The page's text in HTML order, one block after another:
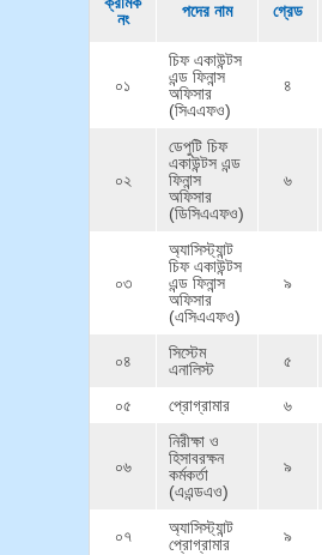
নং
পদের নাম গ্রেড
০১
চিফ একাউন্টস
এন্ড ফিনান্স
অফিসার
(সিএএফও)
৪
০২
ডেপুটি চিফ
একাউন্টস এন্ড
ফিনান্স
অফিসার
(ডিসিএএফও)
৬
০৩
অ্যাসিস্ট্যান্ট
চিফ একাউন্টস
এন্ড ফিনান্স
অফিসার
(এসিএএফও)
৯
০৪
সিস্টেম
এনালিস্ট
৫
০৫ প্রোগ্রামার ৬
০৬
নিরীক্ষা ও
হিসাবরক্ষন
কর্মকর্তা
(এএন্ডএও)
৯
০৭
অ্যাসিস্ট্যান্ট
প্রোগ্রামার
৯